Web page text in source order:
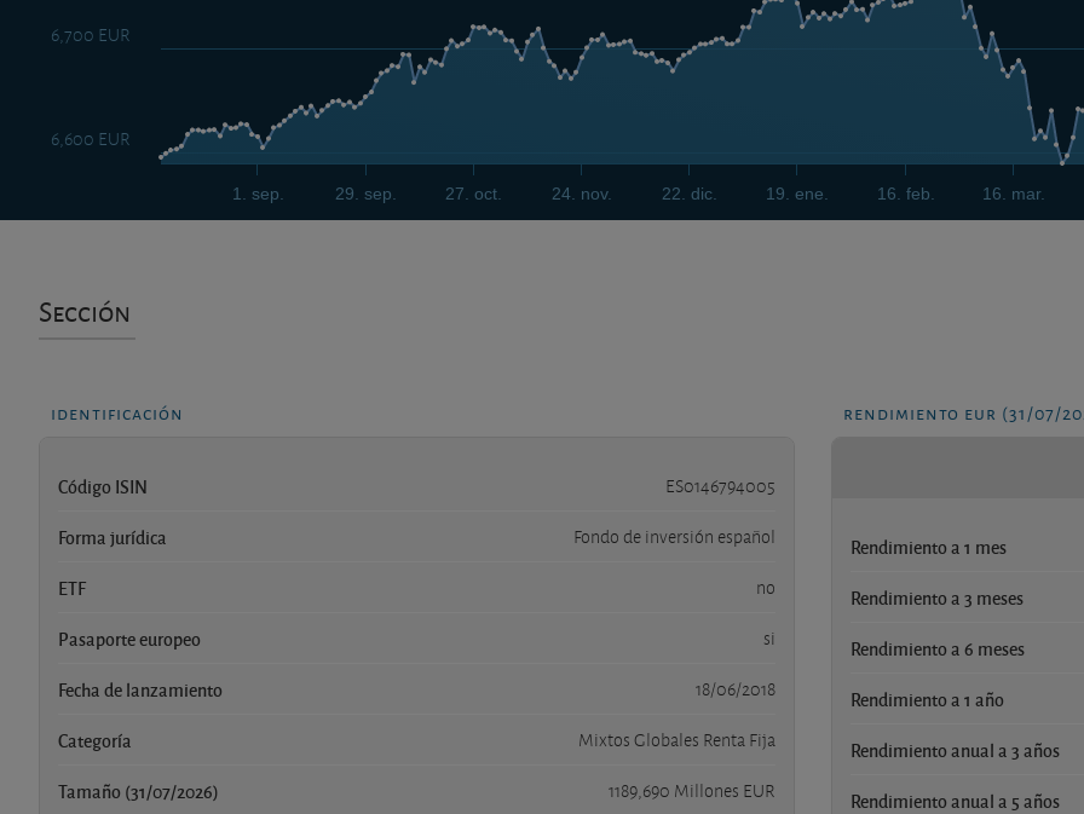
1. sep. 29. sep. 27. oct. 24. nov. 22. dic. 19. ene. 16. feb. 16. mar.
6,600 EUR
6,700 EUR
Sección
identificación
Código ISIN ES0146794005
Forma jurídica Fondo de inversión español
ETF no
Pasaporte europeo si
Fecha de lanzamiento 18/06/2018
Categoría Mixtos Globales Renta Fija
Tamaño (31/07/2026) 1189,690 Millones EUR
rendimiento eur (31/07/
Rendimiento a 1 mes
Rendimiento a 3 meses
Rendimiento a 6 meses
Rendimiento a 1 año
Rendimiento anual a 3 años
Rendimiento anual a 5 años